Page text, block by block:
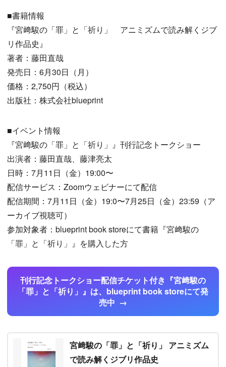
■書籍情報
『宮﨑駿の「罪」と「祈り」 アニミズムで読み解くジブ
リ作品史』
著者：藤田直哉
発売日：6月30日（月）
価格：2,750円（税込）
出版社：株式会社blueprint
■イベント情報
『宮﨑駿の「罪」と「祈り」』刊行記念トークショー
出演者：藤田直哉、藤津亮太
日時：7月11日（金）19:00〜
配信サービス：Zoomウェビナーにて配信
配信期間：7月11日（金）19:0〜7月25日（金）23:59（ア
ーカイブ視聴可）
参加対象者：blueprint book storeにて書籍『宮﨑駿の
「罪」と「祈り」』を購入した方
刊行記念トークショー配信チケット付き『宮﨑駿の
「罪」と「祈り」』は、blueprint book storeにて発
売中
宮﨑駿の「罪」と「祈り」 アニミズム
で読み解くジブリ作品史